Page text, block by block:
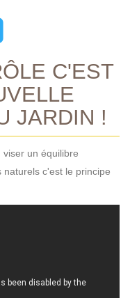
C'EST
JARDIN !
un équilibre
naturels c'est le principe